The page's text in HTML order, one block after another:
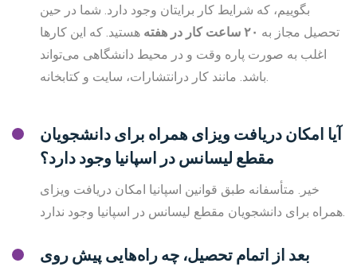
بگوییم، که شرایط کار برایتان وجود دارد. شما در حین
تحصیل مجاز به ۲۰ساعت کار در هفته هستید. که این کارها
اغلب به صورت پاره وقت و در محیط دانشگاهی می‌تواند
باشد. مانند کار درانتشارات، سایت و کتابخانه.
آیا امکان دریافت ویزای همراه برای دانشجویان
مقطع لیسانس در اسپانیا وجود دارد؟
خیر. متأسفانه طبق قوانین اسپانیا امکان دریافت ویزای
همراه برای دانشجویان مقطع لیسانس در اسپانیا وجود ندارد.
بعد از اتمام تحصیل، چه راه‌هایی پیش روی